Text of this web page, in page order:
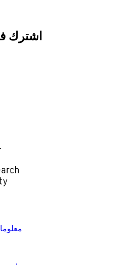
اشترك
البقاء حتى موعد مع كل الأخبار.